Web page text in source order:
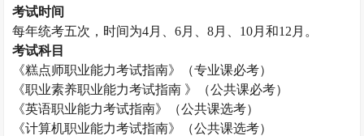
考试时间
每年统考五次，时间为4月、6月、8月、10月和12月。
考试科目
《糕点师职业能力考试指南》（专业课必考）
《职业素养职业能力考试指南 》（公共课必考）
《英语职业能力考试指南》（公共课选考）
《计算机职业能力考试指南》（公共课选考）